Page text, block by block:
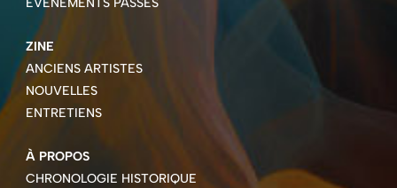
ZINE
ANCIENS ARTISTES
NOUVELLES
ENTRETIENS
À PROPOS
CHRONOLOGIE HISTORIQUE